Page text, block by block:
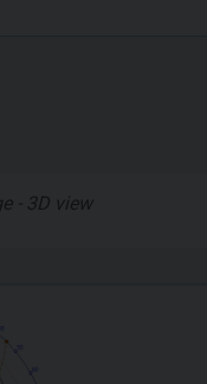
- 3D view